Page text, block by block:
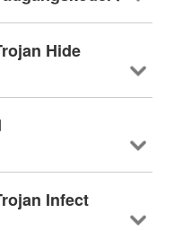
Hide
Infect